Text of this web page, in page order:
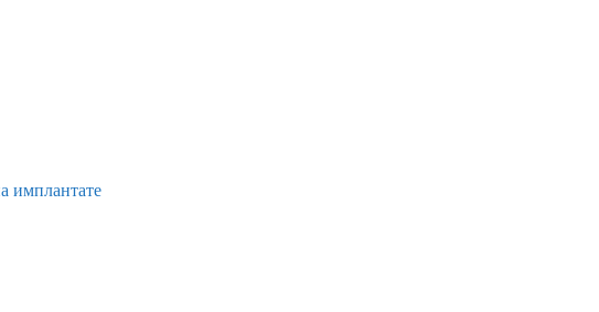
имплантате